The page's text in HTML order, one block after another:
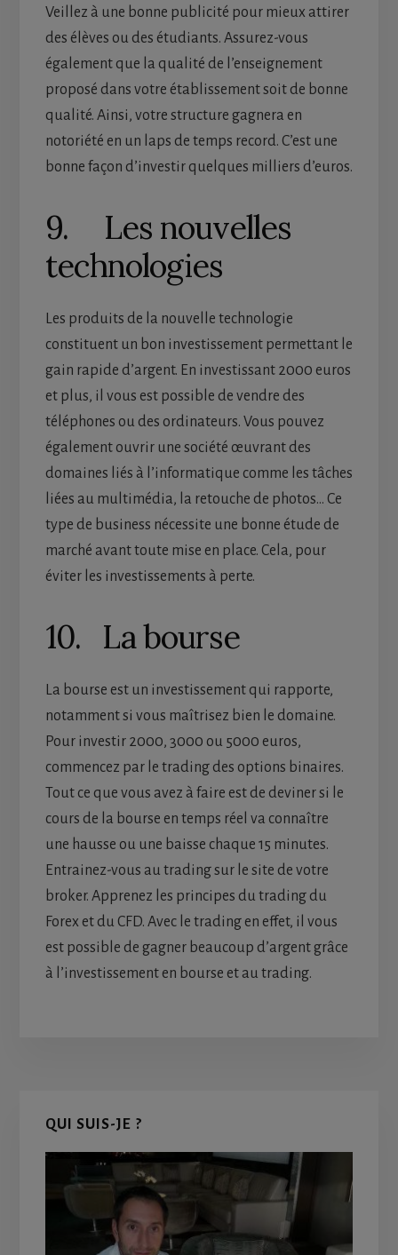
Veillez à une bonne publicité pour mieux attirer
des élèves ou des étudiants. Assurez-vous
également que la qualité de l’enseignement
proposé dans votre établissement soit de bonne
qualité. Ainsi, votre structure gagnera en
notoriété en un laps de temps record. C’est une
bonne façon d’investir quelques milliers d’euros.
9. Les nouvelles
technologies
Les produits de la nouvelle technologie
constituent un bon investissement permettant le
gain rapide d’argent. En investissant 2000 euros
et plus, il vous est possible de vendre des
téléphones ou des ordinateurs. Vous pouvez
également ouvrir une société œuvrant des
domaines liés à l’informatique comme les tâches
liées au multimédia, la retouche de photos… Ce
type de business nécessite une bonne étude de
marché avant toute mise en place. Cela, pour
éviter les investissements à perte.
10. La bourse
La bourse est un investissement qui rapporte,
notamment si vous maîtrisez bien le domaine.
Pour investir 2000, 3000 ou 5000 euros,
commencez par le trading des options binaires.
Tout ce que vous avez à faire est de deviner si le
cours de la bourse en temps réel va connaître
une hausse ou une baisse chaque 15 minutes.
Entrainez-vous au trading sur le site de votre
broker. Apprenez les principes du trading du
Forex et du CFD. Avec le trading en effet, il vous
est possible de gagner beaucoup d’argent grâce
à l’investissement en bourse et au trading.
Primary
Sidebar
QUI SUIS-JE ?